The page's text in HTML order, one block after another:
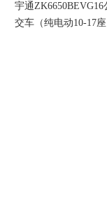
宇通ZK6650BEVG16
交车（纯电动10-17座